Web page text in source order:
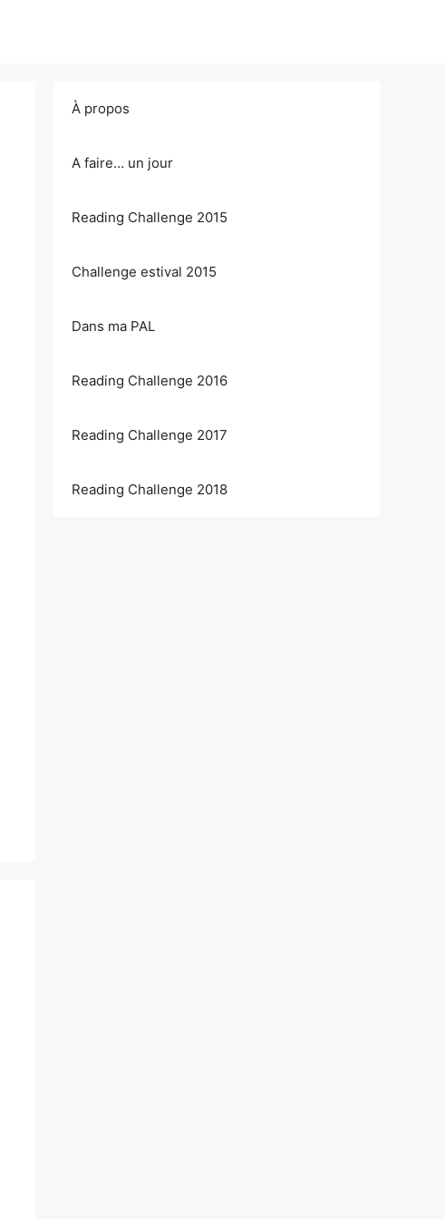
À propos
A faire… un jour
Reading Challenge 2015
Challenge estival 2015
Dans ma PAL
Reading Challenge 2016
Reading Challenge 2017
Reading Challenge 2018